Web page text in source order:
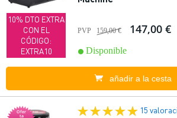
10% DTO EXTRA
CON EL
CÓDIGO:
EXTRA10
PVP 159,00 € 147,00 €
Disponible
añadir a la cesta
Ofer
ta
15